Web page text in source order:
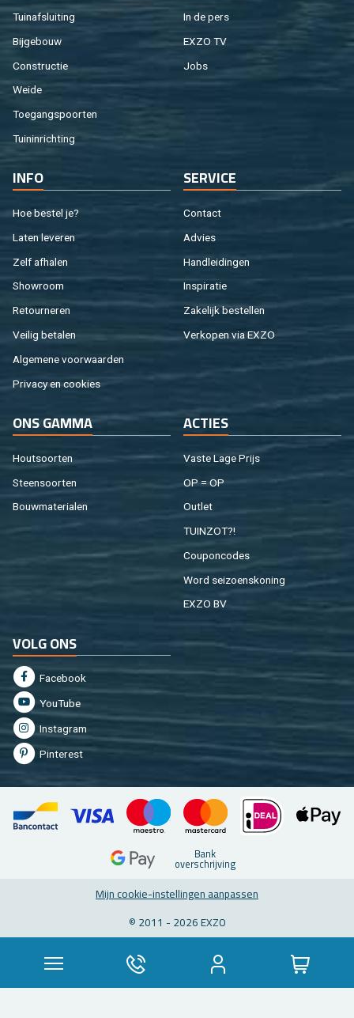
Tuin­af­slui­ting
Bij­ge­bouw
Con­struc­tie
Weide
Toe­gangs­poor­ten
Tuin­in­rich­ting
In de pers
EXZO TV
Jobs
INFO
Hoe be­stel je?
Laten le­ve­ren
Zelf af­ha­len
Show­room
Re­tour­ne­ren
Vei­lig be­ta­len
Al­ge­me­ne voor­waar­den
Pri­va­cy en coo­kies
SER­VI­CE
Con­tact
Ad­vies
Hand­lei­din­gen
In­spi­ra­tie
Za­ke­lijk be­stel­len
Ver­ko­pen via EXZO
ONS GAMMA
Hout­soor­ten
Steen­soor­ten
Bouw­ma­te­ri­a­len
AC­TIES
Vaste Lage Prijs
OP = OP
Out­let
TUIN­ZOT?!
Cou­pon­co­des
Word sei­zoens­ko­ning
EXZO BV
VOLG ONS
Fa­cebook
You­Tu­be
In­st­agram
Pin­te­rest
Bank
over­schrij­ving
Mijn coo­kie-in­stel­lin­gen aan­pas­sen
© 2011 - 2026 EXZO